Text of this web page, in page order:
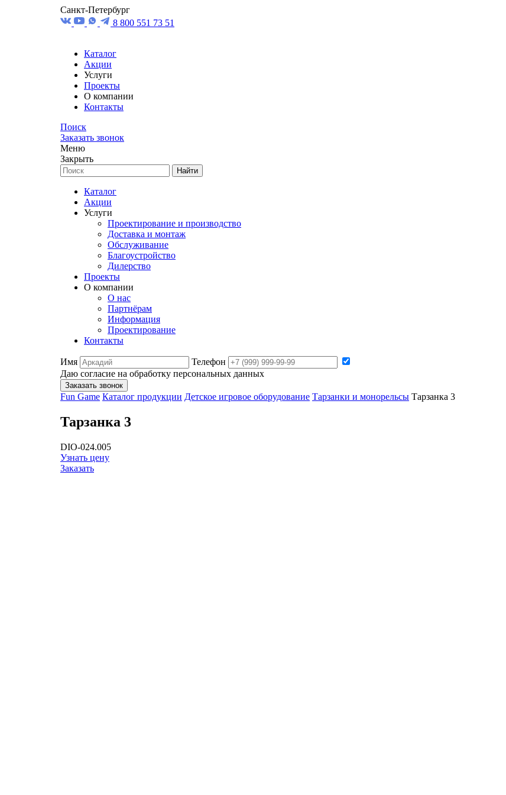
Санкт-Петербург
8 800 551 73 51
Каталог
Акции
Услуги
Проекты
О компании
Контакты
Поиск
Заказать звонок
Меню
Закрыть
Найти
Каталог
Акции
Услуги
Проектирование и производство
Доставка и монтаж
Обслуживание
Благоустройство
Дилерство
Проекты
О компании
О нас
Партнёрам
Информация
Проектирование
Контакты
Имя
Телефон
Даю согласие на обработку персональных данных
Заказать звонок
Fun Game Каталог продукции Детское игровое оборудование Тарзанки и монорельсы Тарзанка 3
Тарзанка 3
DIO-024.005
Узнать цену
Заказать